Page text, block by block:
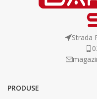
Strada
PRODUSE